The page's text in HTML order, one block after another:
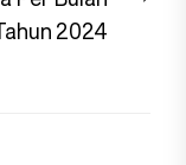
2024